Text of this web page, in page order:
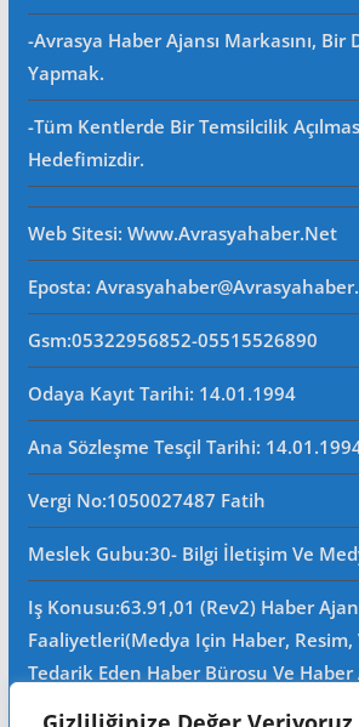
-Avrasya Haber Ajansı Markasını, Bir
Yapmak.
-Tüm Kentlerde Bir Temsilcilik
Hedefimizdir.
Web Sitesi: Www.avrasyahaber.net
Eposta:
Gsm:05322956852-05515526890
Odaya Kayıt Tarihi: 14.01.1994
Ana Sözleşme Tesçil Tarihi:
Vergi No:1050027487 Fatih
Meslek Gubu:30- Bilgi İletişim Ve
Iş Konusu:63.91,01 (Rev2) Haber
Faaliyetleri(Medya Için Haber, Resim,
Tedarik Eden Haber Bürosu Ve Haber